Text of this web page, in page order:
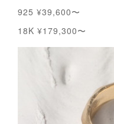
925 ¥39,600〜
18K ¥179,300〜